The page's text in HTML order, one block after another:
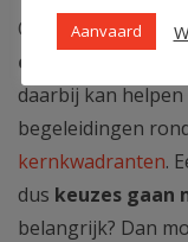
Om het jezelf niet
een top 5
daarbij kan
begeleidingen
kernkwadranten.
dus keuzes gaan
belangrijk? Dan
Aanvaard